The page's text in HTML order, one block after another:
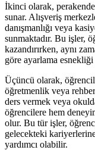
İkinci olarak,
sunar. Alışveriş
danışmanlığı veya
sunmaktadır. Bu işler,
kazandırırken, aynı
göre ayarlama esnekliği
Üçüncü olarak,
öğretmenlik veya
ders vermek veya
öğrencilere hem
olur. Bu tür işler,
gelecekteki
yardımcı olabilir.